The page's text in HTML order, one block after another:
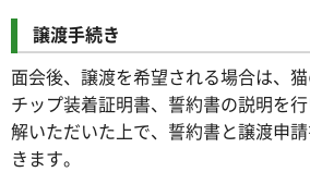
譲渡手続き
面会後、譲渡を希望される場合は、
チップ装着証明書、誓約書の説明を
解いただいた上で、誓約書と譲渡申
きます。